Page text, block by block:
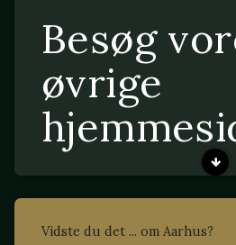
Besøg
øvrige
Vidste du det ... om Aarhus?